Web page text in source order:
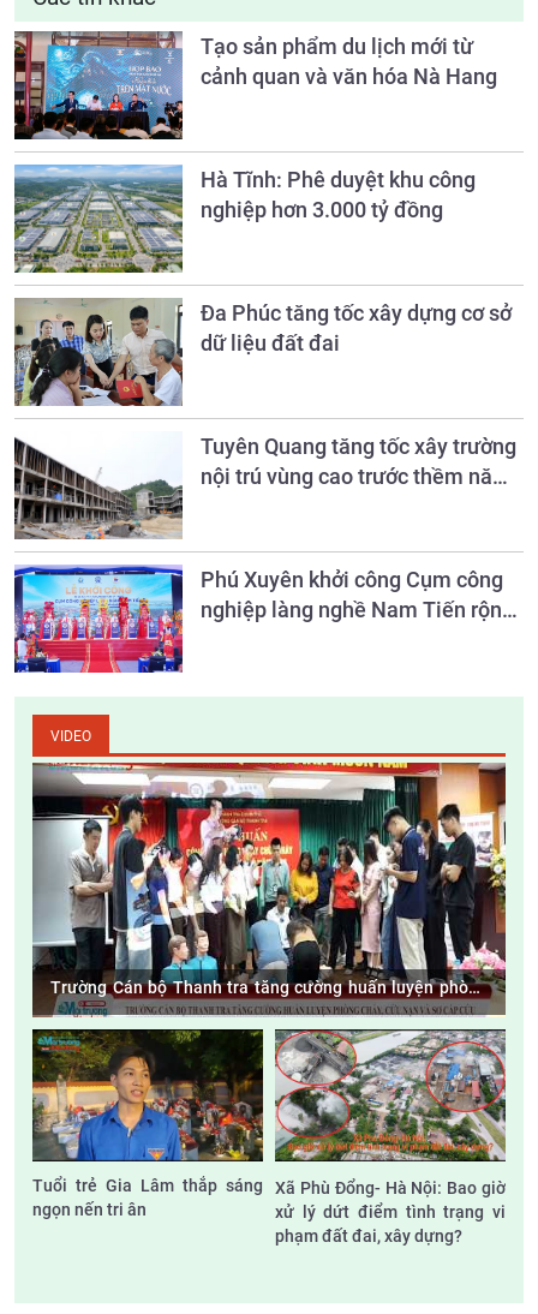
Tạo sản phẩm du lịch mới từ
cảnh quan và văn hóa Nà Hang
Hà Tĩnh: Phê duyệt khu công
nghiệp hơn 3.000 tỷ đồng
Đa Phúc tăng tốc xây dựng cơ sở
dữ liệu đất đai
Tuyên Quang tăng tốc xây trường
nội trú vùng cao trước thềm năm
Phú Xuyên khởi công Cụm công
nghiệp làng nghề Nam Tiến rộng
VIDEO
Trường Cán bộ Thanh tra tăng cường huấn luyện phòng
cháy, cứu nạn và sơ cấp cứu
Tuổi trẻ Gia Lâm thắp sáng
ngọn nến tri ân
Xã Phù Đổng- Hà Nội: Bao giờ
xử lý dứt điểm tình trạng vi
phạm đất đai, xây dựng?